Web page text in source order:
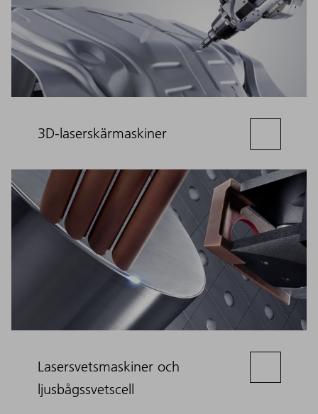
3D-laserskärmaskiner
Lasersvetsmaskiner och
ljusbågssvetscell